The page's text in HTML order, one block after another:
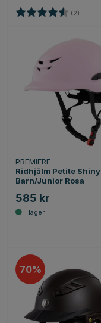
Betyg: (2)
PREMIERE
Ridhjälm Petite Shiny
Barn/Junior Rosa
585 kr
70